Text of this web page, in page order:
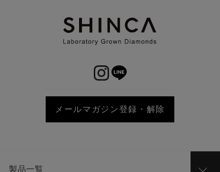
メールマガジン登録・解除
製品一覧